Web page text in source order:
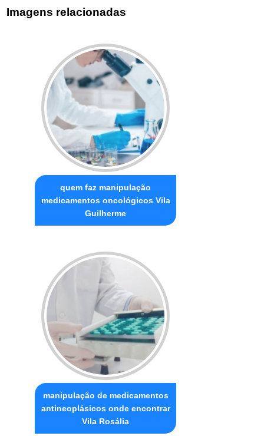
Imagens relacionadas
quem faz manipulação
medicamentos oncológicos Vila
Guilherme
manipulação de medicamentos
antineoplásicos onde encontrar
Vila Rosália